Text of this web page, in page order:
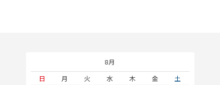
8月
日
月 火 水 木 金
土